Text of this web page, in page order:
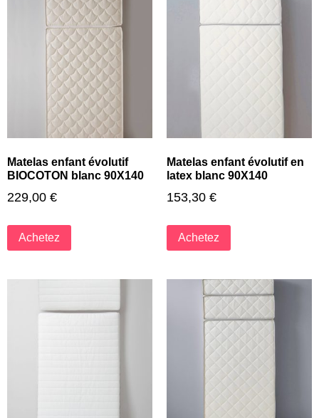
Matelas enfant évolutif
BIOCOTON blanc 90X140
229,00 €
Achetez
Matelas enfant évolutif en
latex blanc 90X140
153,30 €
Achetez